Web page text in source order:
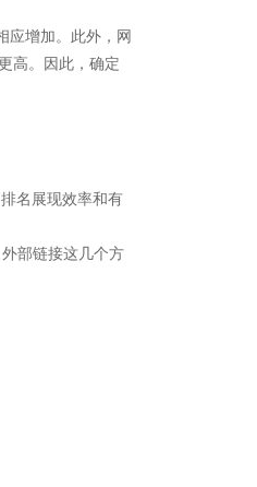
应增加。此外，网
高。因此，确定
名展现效率和有
部链接这几个方